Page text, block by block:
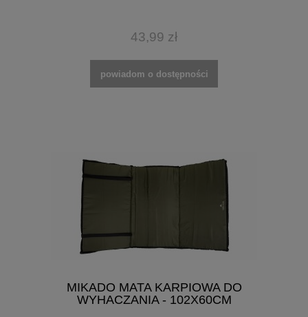
43,99 zł
powiadom o dostępności
MIKADO MATA KARPIOWA DO
WYHACZANIA - 102X60CM